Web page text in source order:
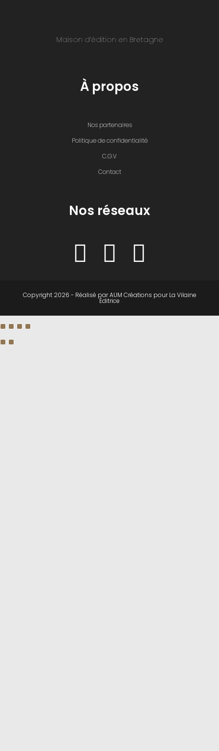
Maison d’édition en Bretagne
À propos
Nos partenaires
Politique de confidentialité
C.G.V
Contact
Nos réseaux
Copyright 2026 - Réalisé parAUM Créations pourLa Vilaine
Éditrice